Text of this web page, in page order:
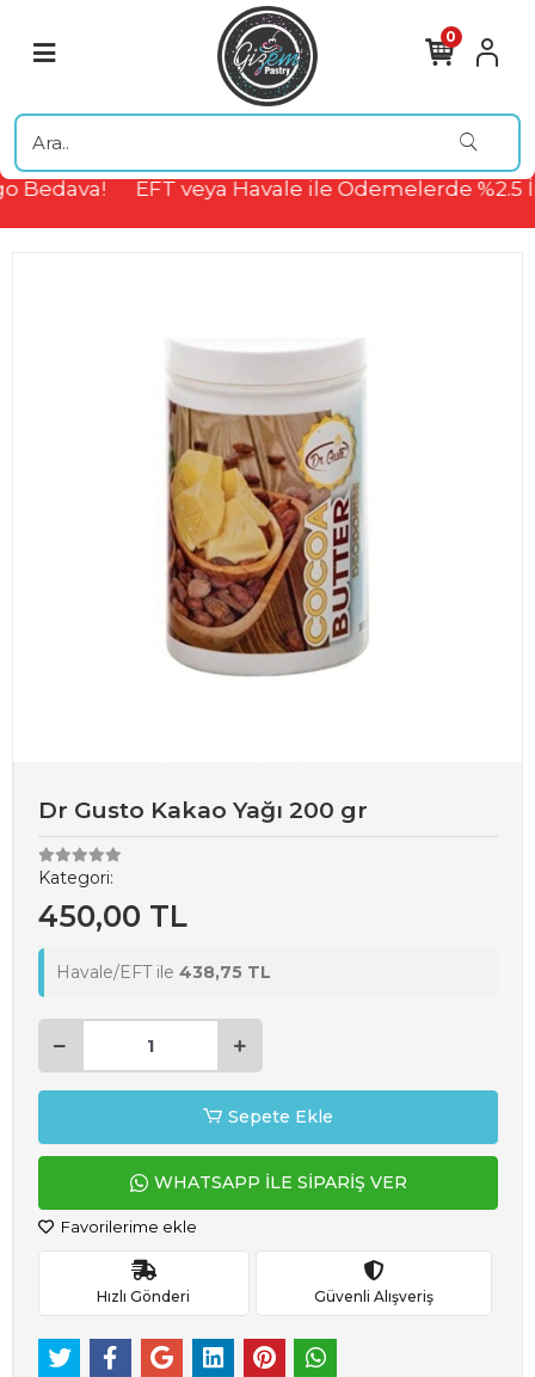
Bedava! EFT veya Havale ile Ödemelerde %2.5
0
Dr Gusto Kakao Yağı 200 gr
Kategori:
450,00 TL
Havale/EFT ile 438,75 TL
Sepete Ekle
WHATSAPP İLE SİPARİŞ VER
Favorilerime ekle
Hızlı Gönderi Güvenli Alışveriş